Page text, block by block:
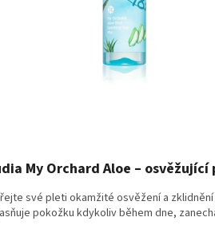
My Orchard Aloe –
své pleti okamžité osvěžení a zklidnění
pokožku kdykoliv během dne,